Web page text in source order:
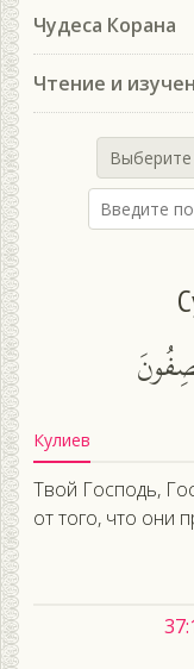
Чудеса Корана
Чтение и
Выберите
Кулиев
Твой Господь,
от того, что они